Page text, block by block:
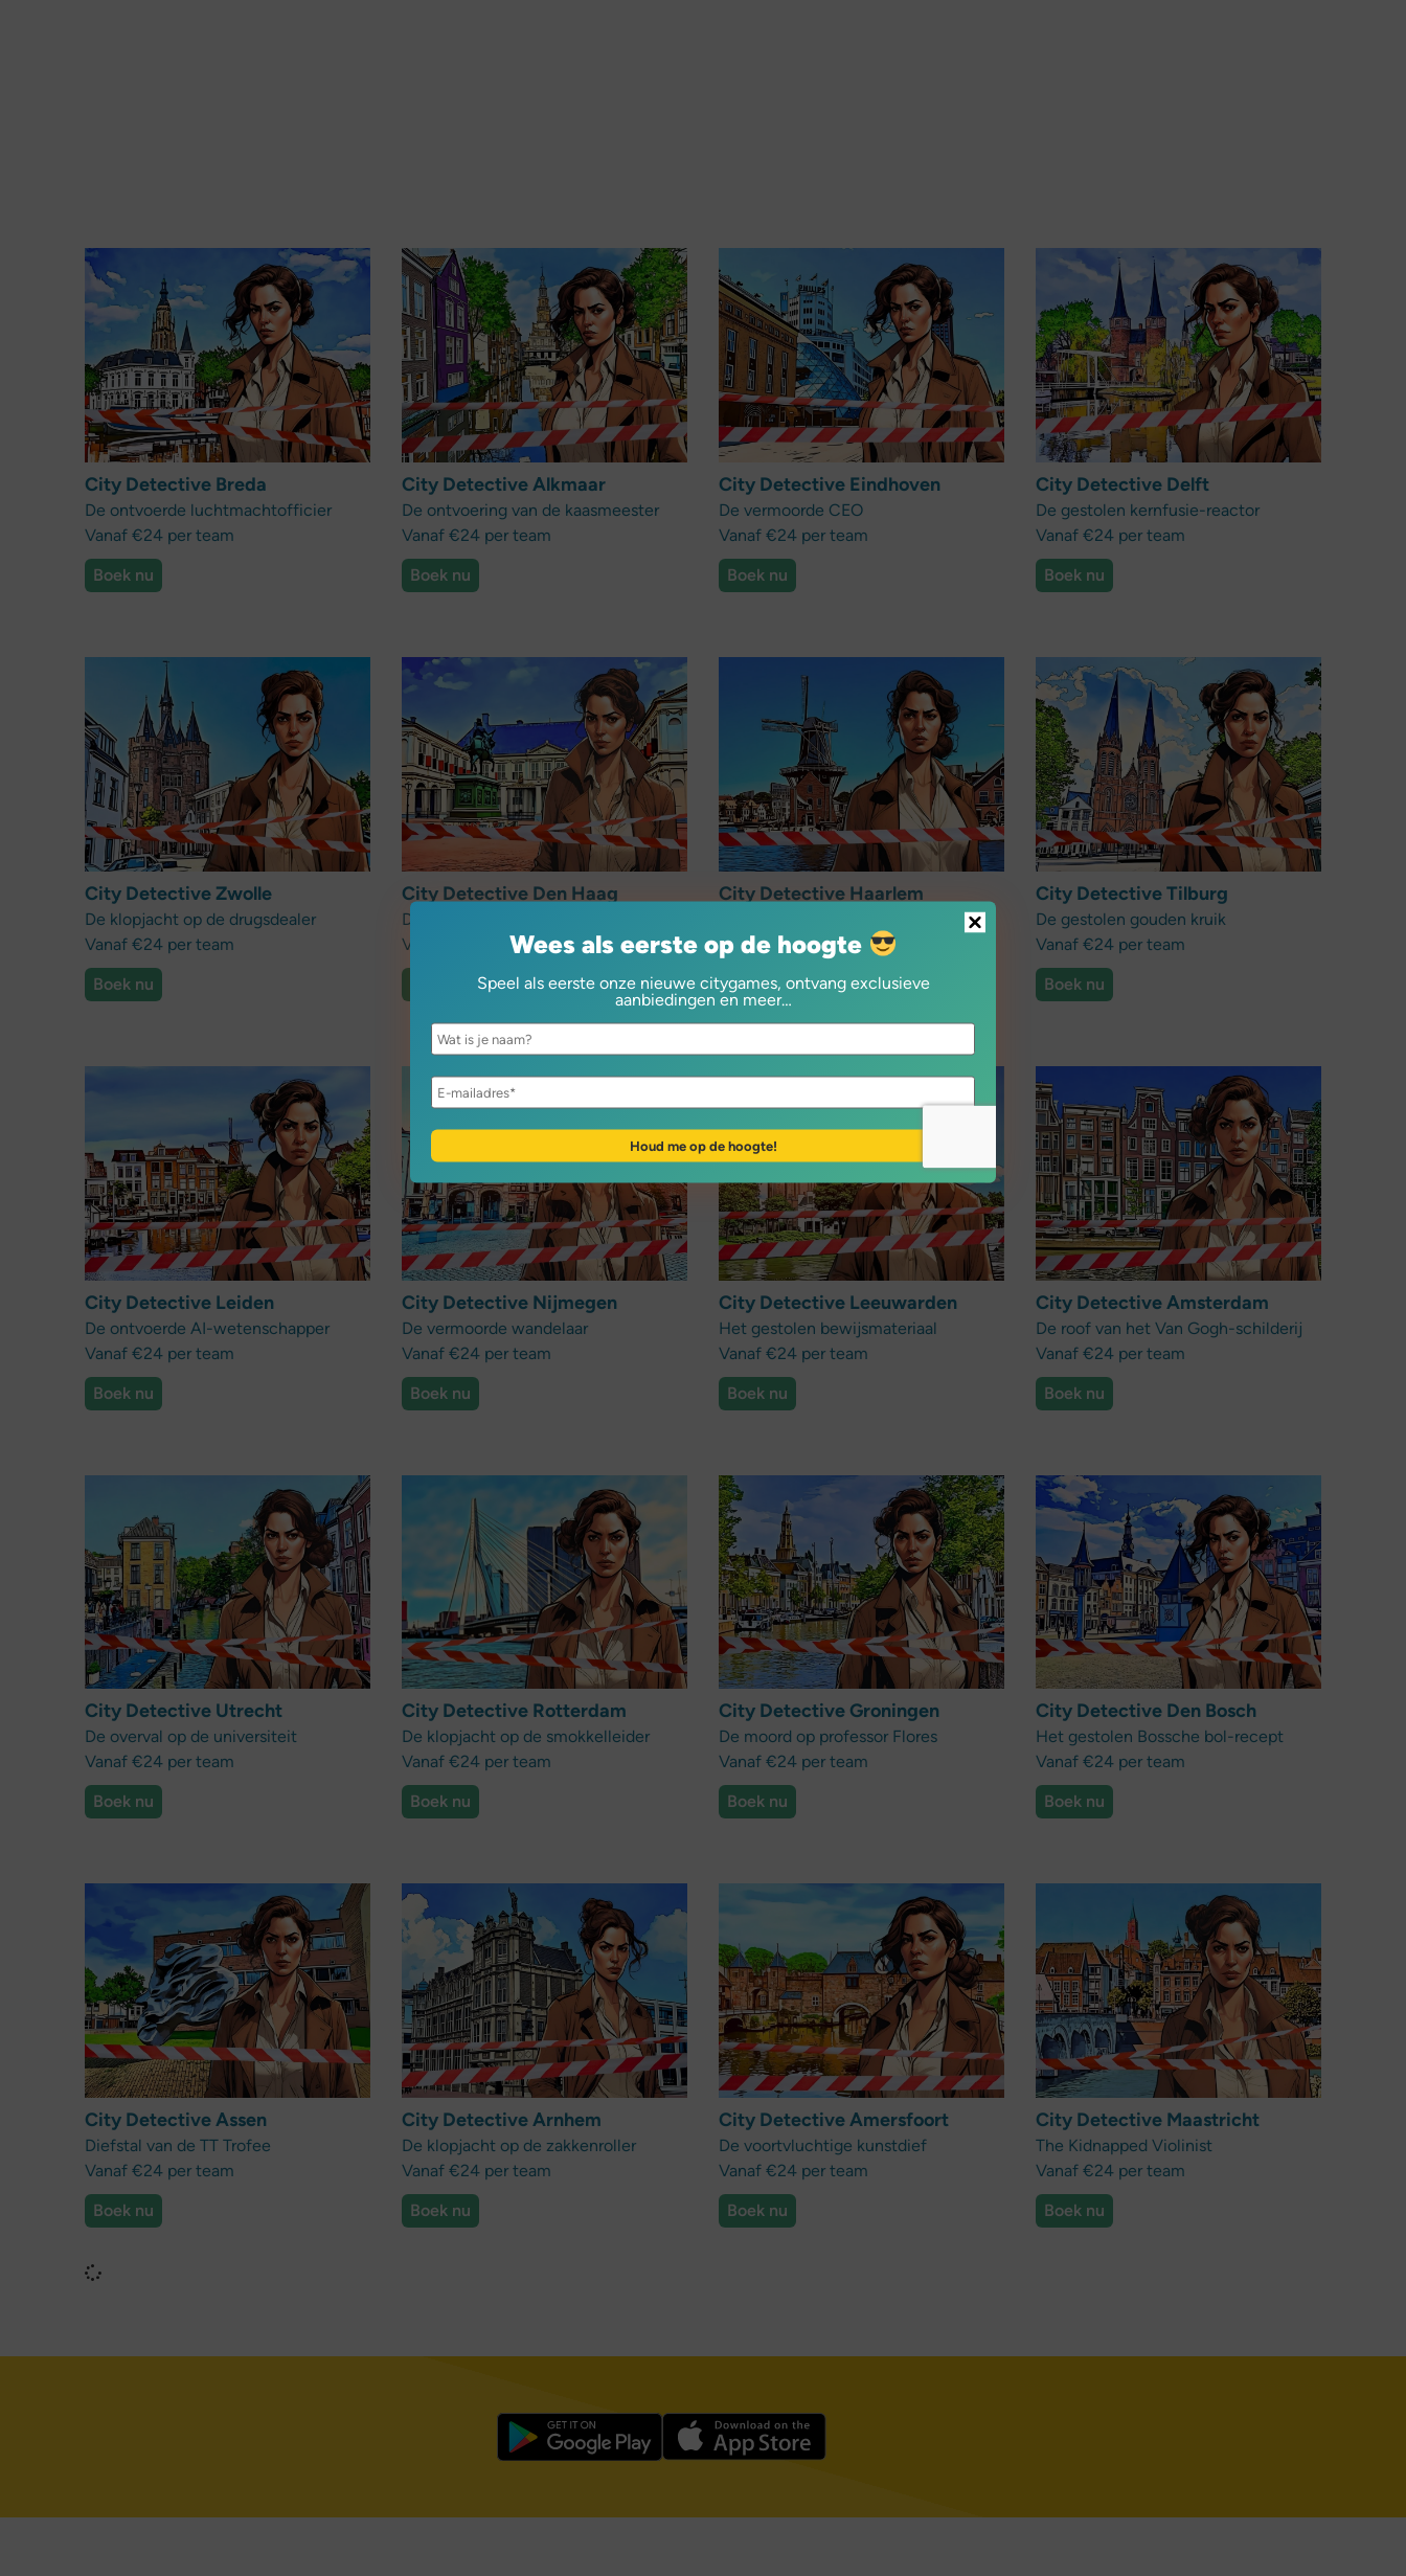
City Detective Breda
De ontvoerde luchtmachtofficier
Vanaf €24 per team
Boek nu
City Detective Alkmaar
De ontvoering van de kaasmeester
Vanaf €24 per team
Boek nu
City Detective Eindhoven
De vermoorde CEO
Vanaf €24 per team
Boek nu
City Detective Delft
De gestolen kernfusie-reactor
Vanaf €24 per team
Boek nu
City Detective Zwolle
De klopjacht op de drugsdealer
Vanaf €24 per team
Boek nu
City Detective Den Haag
De gestolen koninklijke kroon
Vanaf €24 per team
City Detective Haarlem
Vanaf €24 per team
Boek nu
City Detective Tilburg
De gestolen gouden kruik
Vanaf €24 per team
Boek nu
City Detective Leiden
De ontvoerde AI-wetenschapper
Vanaf €24 per team
Boek nu
City Detective Nijmegen
De vermoorde wandelaar
Vanaf €24 per team
Boek nu
City Detective Leeuwarden
Het gestolen bewijsmateriaal
Vanaf €24 per team
Boek nu
City Detective Amsterdam
De roof van het Van Gogh-schilderij
Vanaf €24 per team
Boek nu
City Detective Utrecht
De overval op de universiteit
Vanaf €24 per team
Boek nu
City Detective Rotterdam
De klopjacht op de smokkelleider
Vanaf €24 per team
Boek nu
City Detective Groningen
De moord op professor Flores
Vanaf €24 per team
Boek nu
City Detective Den Bosch
Het gestolen Bossche bol-recept
Vanaf €24 per team
Boek nu
City Detective Assen
Diefstal van de TT Trofee
Vanaf €24 per team
Boek nu
City Detective Arnhem
De klopjacht op de zakkenroller
Vanaf €24 per team
Boek nu
City Detective Amersfoort
De voortvluchtige kunstdief
Vanaf €24 per team
Boek nu
City Detective Maastricht
The Kidnapped Violinist
Vanaf €24 per team
Boek nu
Wees als eerste op de hoogte
Speel als eerste onze nieuwe citygames, ontvang exclusieve
aanbiedingen en meer…